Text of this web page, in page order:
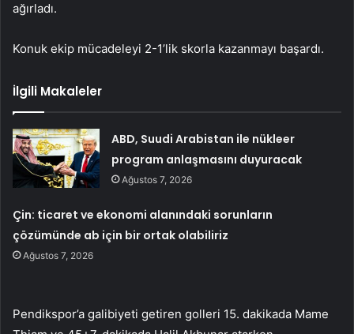
ağırladı.
Konuk ekip mücadeleyi 2-1’lik skorla kazanmayı başardı.
İlgili Makaleler
ABD, Suudi Arabistan ile nükleer
program anlaşmasını duyuracak
Ağustos 7, 2026
Çin: ticaret ve ekonomi alanındaki sorunların
çözümünde ab için bir ortak olabiliriz
Ağustos 7, 2026
Pendikspor’a galibiyeti getiren golleri 15. dakikada Mame